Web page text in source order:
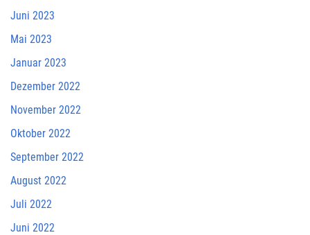
Juni 2023
Mai 2023
Januar 2023
Dezember 2022
November 2022
Oktober 2022
September 2022
August 2022
Juli 2022
Juni 2022